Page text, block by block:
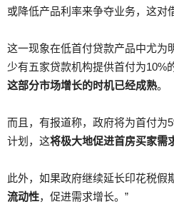
或降低产品利率来争夺业务，这对
这一现象在低首付贷款产品中尤为
少有五家贷款机构提供首付为10%
这部分市场增长的时机已经成熟。
而且，有报道称，政府将为首付为
计划，这将极大地促进首房买家需
此外，如果政府继续延长印花税假
流动性，促进需求增长。”